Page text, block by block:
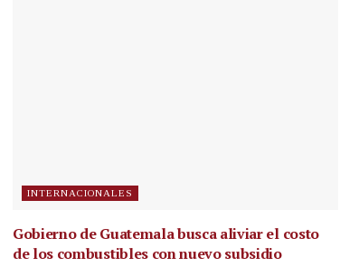
INTERNACIONALES
Gobierno de Guatemala busca aliviar el costo
de los combustibles con nuevo subsidio